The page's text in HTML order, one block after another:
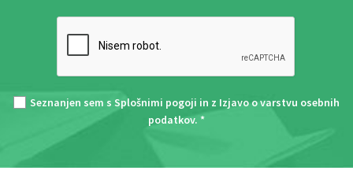
Seznanjen sem s Splošnimi pogoji in z Izjavo o varstvu osebnih
podatkov. *